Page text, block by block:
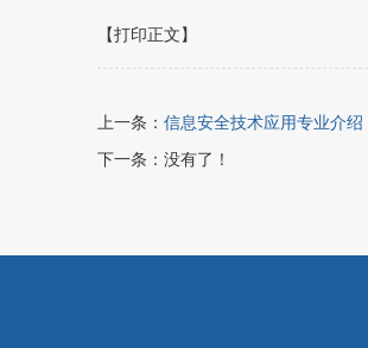
【打印正文】
上一条： 信息安全技术应用专业介绍
下一条：没有了！